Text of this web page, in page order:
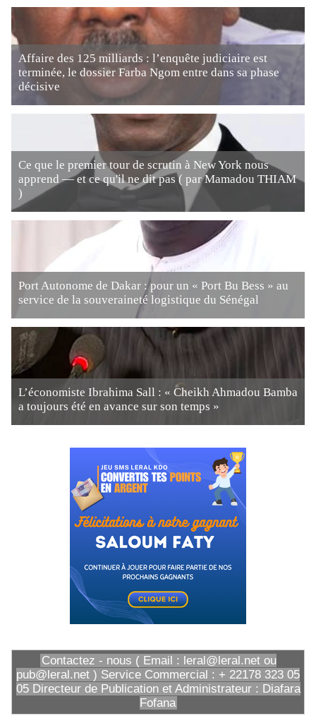
Affaire des 125 milliards : l’enquête judiciaire est
terminée, le dossier Farba Ngom entre dans sa phase
décisive
Ce que le premier tour de scrutin à New York nous
apprend — et ce qu'il ne dit pas ( par Mamadou THIAM
)
Port Autonome de Dakar : pour un « Port Bu Bess » au
service de la souveraineté logistique du Sénégal
L’économiste Ibrahima Sall : « Cheikh Ahmadou Bamba
a toujours été en avance sur son temps »
Contactez - nous ( Email : leral@leral.net ou
pub@leral.net ) Service Commercial : + 22178 323 05
05 Directeur de Publication et Administrateur : Diafara
Fofana